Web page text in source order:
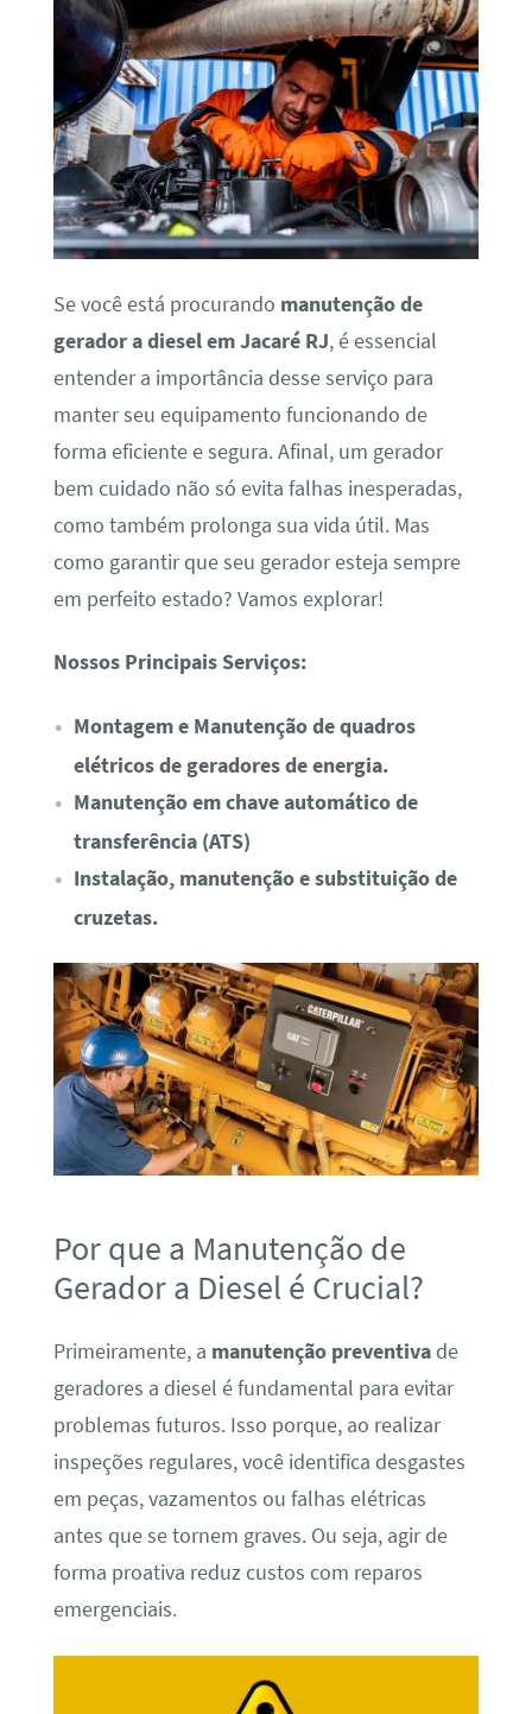
Se você está procurando manutenção de
gerador a diesel em Jacaré RJ, é essencial
entender a importância desse serviço para
manter seu equipamento funcionando de
forma eficiente e segura. Afinal, um gerador
bem cuidado não só evita falhas inesperadas,
como também prolonga sua vida útil. Mas
como garantir que seu gerador esteja sempre
em perfeito estado? Vamos explorar!
Nossos Principais Serviços:
Montagem e Manutenção de quadros
elétricos de geradores de energia.
Manutenção em chave automático de
transferência (ATS)
Instalação, manutenção e substituição de
cruzetas.
Por que a Manutenção de
Gerador a Diesel é Crucial?
Primeiramente, a manutenção preventivade
geradores a diesel é fundamental para evitar
problemas futuros. Isso porque, ao realizar
inspeções regulares, você identifica desgastes
em peças, vazamentos ou falhas elétricas
antes que se tornem graves. Ou seja, agir de
forma proativa reduz custos com reparos
emergenciais.